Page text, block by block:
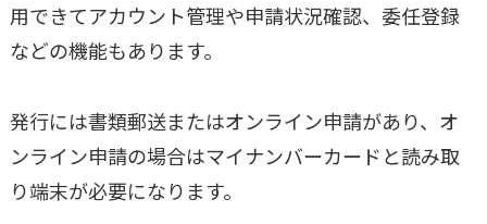
用できてアカウント管理や申請状況確認、委任登録
などの機能もあります。
発行には書類郵送またはオンライン申請があり、オ
ンライン申請の場合はマイナンバーカードと読み取
り端末が必要になります。